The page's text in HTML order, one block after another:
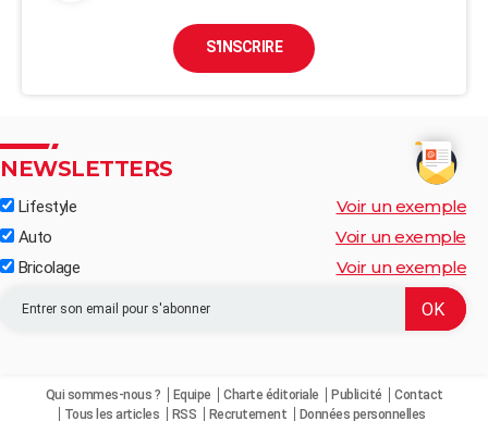
S'INSCRIRE
NEWSLETTERS
Lifestyle Voir un exemple
Auto Voir un exemple
Bricolage Voir un exemple
Qui sommes-nous ? Equipe Charte éditoriale Publicité
Contact
Tous les articles
RSS Recrutement Données personnelles